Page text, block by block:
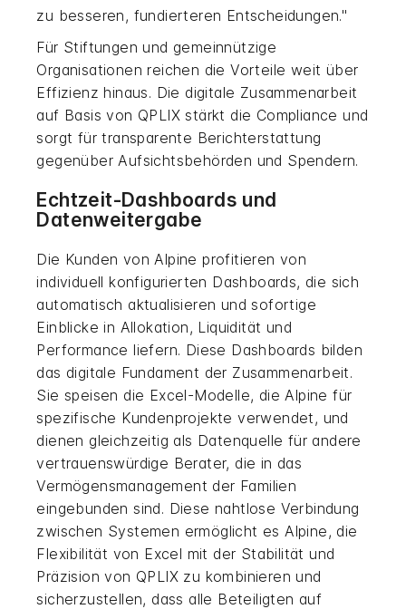
zu besseren, fundierteren Entscheidungen."
Für Stiftungen und gemeinnützige
Organisationen reichen die Vorteile weit über
Effizienz hinaus. Die digitale Zusammenarbeit
auf Basis von QPLIX stärkt die Compliance und
sorgt für transparente Berichterstattung
gegenüber Aufsichtsbehörden und Spendern.
Echtzeit-Dashboards und
Datenweitergabe
Die Kunden von Alpine profitieren von
individuell konfigurierten Dashboards, die sich
automatisch aktualisieren und sofortige
Einblicke in Allokation, Liquidität und
Performance liefern. Diese Dashboards bilden
das digitale Fundament der Zusammenarbeit.
Sie speisen die Excel-Modelle, die Alpine für
spezifische Kundenprojekte verwendet, und
dienen gleichzeitig als Datenquelle für andere
vertrauenswürdige Berater, die in das
Vermögensmanagement der Familien
eingebunden sind. Diese nahtlose Verbindung
zwischen Systemen ermöglicht es Alpine, die
Flexibilität von Excel mit der Stabilität und
Präzision von QPLIX zu kombinieren und
sicherzustellen, dass alle Beteiligten auf